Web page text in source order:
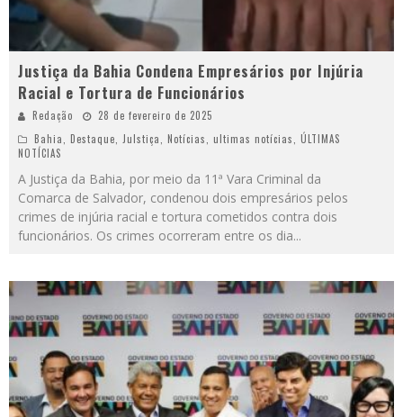
Justiça da Bahia Condena Empresários por Injúria
Racial e Tortura de Funcionários
Redação
28 de fevereiro de 2025
Bahia
Destaque Julstiça Notícias ultimas notícias
ÚLTIMAS
NOTÍCIAS
A Justiça da Bahia, por meio da 11ª Vara Criminal da
Comarca de Salvador, condenou dois empresários pelos
crimes de injúria racial e tortura cometidos contra dois
funcionários. Os crimes ocorreram entre os dia...